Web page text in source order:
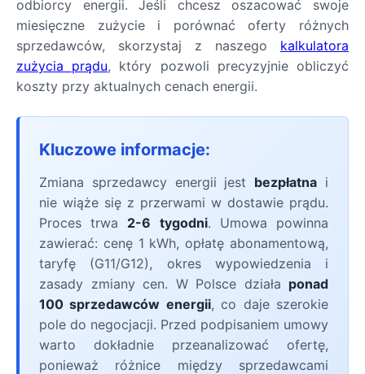
odbiorcy energii. Jeśli chcesz oszacować swoje
miesięczne zużycie i porównać oferty różnych
sprzedawców, skorzystaj z naszego kalkulatora
zużycia prądu, który pozwoli precyzyjnie obliczyć
koszty przy aktualnych cenach energii.
Kluczowe informacje:
Zmiana sprzedawcy energii jest bezpłatna i
nie wiąże się z przerwami w dostawie prądu.
Proces trwa 2-6 tygodni. Umowa powinna
zawierać: cenę 1 kWh, opłatę abonamentową,
taryfę (G11/G12), okres wypowiedzenia i
zasady zmiany cen. W Polsce działa ponad
100 sprzedawców energii, co daje szerokie
pole do negocjacji. Przed podpisaniem umowy
warto dokładnie przeanalizować ofertę,
ponieważ różnice między sprzedawcami